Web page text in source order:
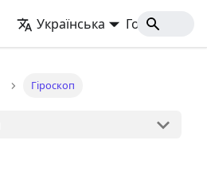
Українська Головна
Гіроскоп